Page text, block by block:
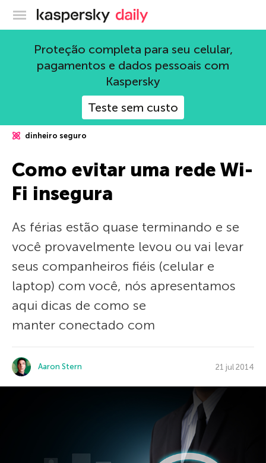
Blog oficial da Kaspersky
Proteção completa para seu celular,
pagamentos e dados pessoais com
Kaspersky
Teste sem custo
dinheiro seguro
Como evitar uma rede Wi-
Fi insegura
As férias estão quase terminando e se
você provavelmente levou ou vai levar
seus companheiros fiéis (celular e
laptop) com você, nós apresentamos
aqui dicas de como se
manter conectado com
Aaron Stern 21 jul 2014